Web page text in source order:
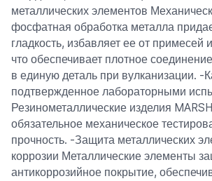
металлических элементов
фосфатная обработка металла
гладкость, избавляет ее от примесей
что обеспечивает плотное
в единую деталь при вулканизации. -
подтвержденное лабораторными
Резинометаллические изделия
обязательное механическое
прочность. -Защита металлических
коррозии Металлические элементы
антикоррозийное покрытие,